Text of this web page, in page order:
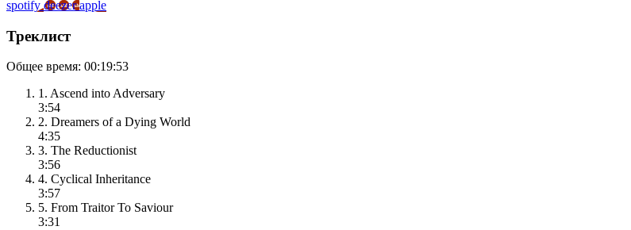
spotifydeezerapple
Треклист
Общее время: 00:19:53
1. Ascend into Adversary
3:54
2. Dreamers of a Dying World
4:35
3. The Reductionist
3:56
4. Cyclical Inheritance
3:57
5. From Traitor To Saviour
3:31